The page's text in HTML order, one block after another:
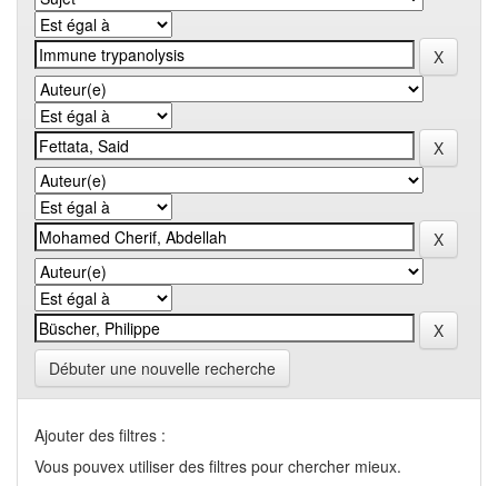
Débuter une nouvelle recherche
Ajouter des filtres :
Vous pouvex utiliser des filtres pour chercher mieux.